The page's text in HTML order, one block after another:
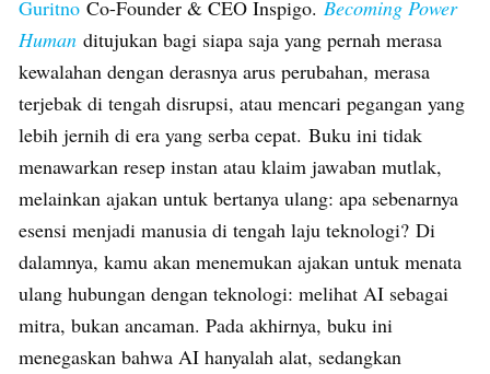
Guritno Co-Founder & CEO Inspigo. Becoming Power
Human ditujukan bagi siapa saja yang pernah merasa
kewalahan dengan derasnya arus perubahan, merasa
terjebak di tengah disrupsi, atau mencari pegangan yang
lebih jernih di era yang serba cepat. Buku ini tidak
menawarkan resep instan atau klaim jawaban mutlak,
melainkan ajakan untuk bertanya ulang: apa sebenarnya
esensi menjadi manusia di tengah laju teknologi? Di
dalamnya, kamu akan menemukan ajakan untuk menata
ulang hubungan dengan teknologi: melihat AI sebagai
mitra, bukan ancaman. Pada akhirnya, buku ini
menegaskan bahwa AI hanyalah alat, sedangkan